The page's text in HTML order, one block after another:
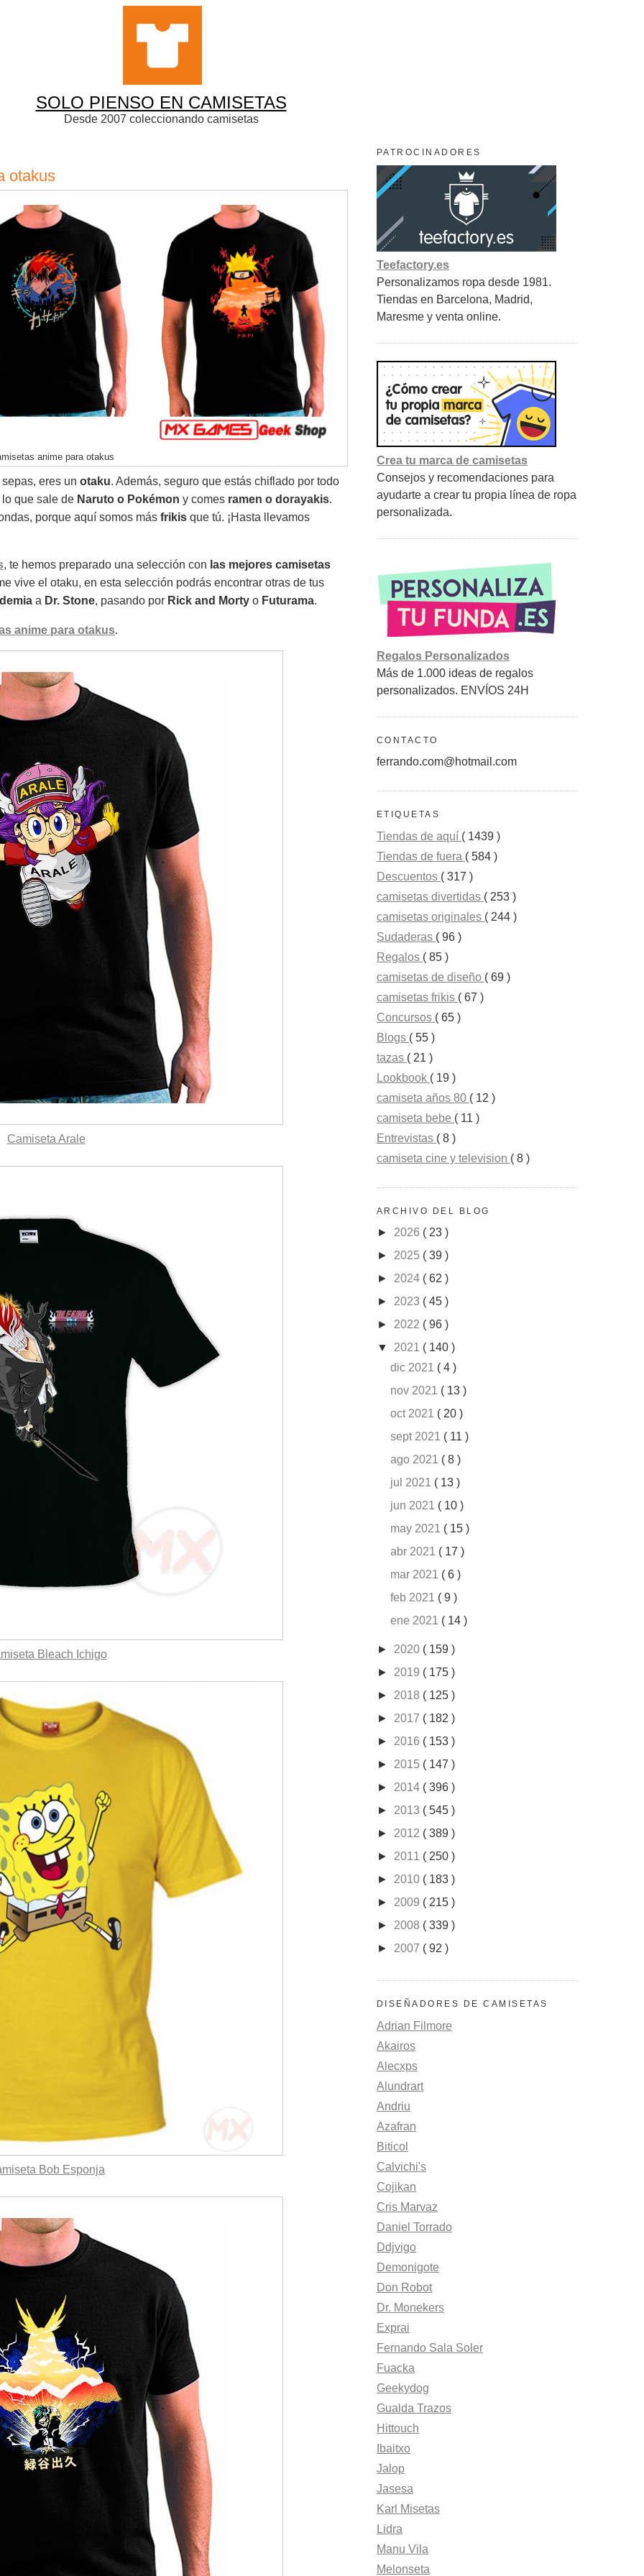
SOLO PIENSO EN CAMISETAS
Desde 2007 coleccionando camisetas
otakus
anime para otakus
eres un otaku. Además, seguro que estás chiflado por todo
que sale de Naruto o Pokémon y comes ramen o dorayakis.
porque aquí somos más frikis que tú. ¡Hasta llevamos
, te hemos preparado una selección con las mejores camisetas
vive el otaku, en esta selección podrás encontrar otras de tus
a Dr. Stone, pasando por Rick and Morty o Futurama.
anime para otakus.
Camiseta Arale
Bleach Ichigo
Bob Esponja
PATROCINADORES
Teefactory.es
Personalizamos ropa desde 1981.
Tiendas en Barcelona, Madrid,
Maresme y venta online.
Crea tu marca de camisetas
Consejos y recomendaciones para
ayudarte a crear tu propia línea de ropa
personalizada.
Regalos Personalizados
Más de 1.000 ideas de regalos
personalizados. ENVÍOS 24H
CONTACTO
ferrando.com@hotmail.com
ETIQUETAS
Tiendas de aquí ( 1439 )
Tiendas de fuera ( 584 )
Descuentos ( 317 )
camisetas divertidas ( 253 )
camisetas originales ( 244 )
Sudaderas ( 96 )
Regalos ( 85 )
camisetas de diseño ( 69 )
camisetas frikis ( 67 )
Concursos ( 65 )
Blogs ( 55 )
tazas ( 21 )
Lookbook ( 19 )
camiseta años 80 ( 12 )
camiseta bebe ( 11 )
Entrevistas ( 8 )
camiseta cine y television ( 8 )
ARCHIVO DEL BLOG
► 2026 ( 23 )
► 2025 ( 39 )
► 2024 ( 62 )
► 2023 ( 45 )
► 2022 ( 96 )
▼ 2021 ( 140 )
dic 2021 ( 4 )
nov 2021 ( 13 )
oct 2021 ( 20 )
sept 2021 ( 11 )
ago 2021 ( 8 )
jul 2021 ( 13 )
jun 2021 ( 10 )
may 2021 ( 15 )
abr 2021 ( 17 )
mar 2021 ( 6 )
feb 2021 ( 9 )
ene 2021 ( 14 )
► 2020 ( 159 )
► 2019 ( 175 )
► 2018 ( 125 )
► 2017 ( 182 )
► 2016 ( 153 )
► 2015 ( 147 )
► 2014 ( 396 )
► 2013 ( 545 )
► 2012 ( 389 )
► 2011 ( 250 )
► 2010 ( 183 )
► 2009 ( 215 )
► 2008 ( 339 )
► 2007 ( 92 )
DISEÑADORES DE CAMISETAS
Adrian Filmore
Akairos
Alecxps
Alundrart
Andriu
Azafran
Biticol
Calvichi's
Cojikan
Cris Marvaz
Daniel Torrado
Ddjvigo
Demonigote
Don Robot
Dr. Monekers
Exprai
Fernando Sala Soler
Fuacka
Geekydog
Gualda Trazos
Hittouch
Ibaitxo
Jalop
Jasesa
Karl Misetas
Lidra
Manu Vila
Melonseta